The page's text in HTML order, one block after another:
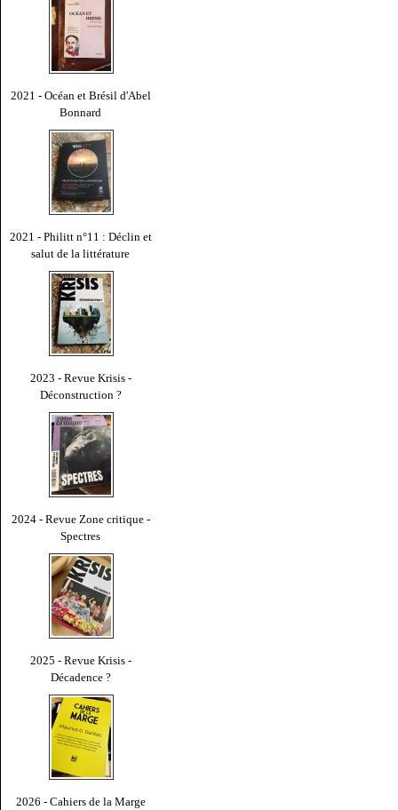
2021 - Océan et Brésil d'Abel
Bonnard
2021 - Philitt n°11 : Déclin et
salut de la littérature
2023 - Revue Krisis -
Déconstruction ?
2024 - Revue Zone critique -
Spectres
2025 - Revue Krisis -
Décadence ?
2026 - Cahiers de la Marge